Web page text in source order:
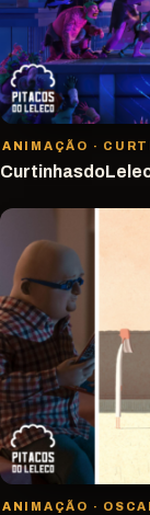
ANIMAÇÃO ·
ANIMAÇÃO ·